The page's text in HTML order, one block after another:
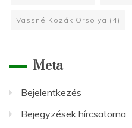
Vassné Kozák Orsolya (4)
Meta
Bejelentkezés
Bejegyzések hírcsatorna